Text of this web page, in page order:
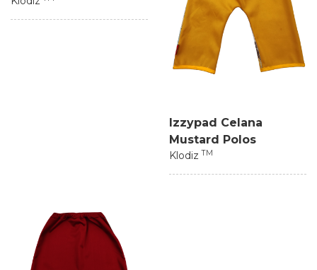
Izzypad Celana
Mustard Polos
Klodiz TM